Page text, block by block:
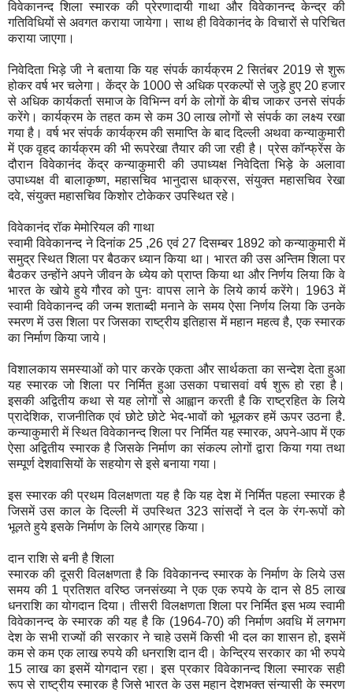
विवेकानन्द शिला स्मारक की प्रेरणादायी गाथा और विवेकानन्द केन्द्र की
गतिविधियों से अवगत कराया जायेगा। साथ ही विवेकानंद के विचारों से परिचित
कराया जाएगा।
निवेदिता भिड़े जी ने बताया कि यह संपर्क कार्यक्रम 2 सितंबर 2019 से शुरू
होकर वर्ष भर चलेगा। केंद्र के 1000 से अधिक प्रकल्पों से जुड़े हुए 20 हजार
से अधिक कार्यकर्ता समाज के विभिन्न वर्ग के लोगों के बीच जाकर उनसे संपर्क
करेंगे। कार्यक्रम के तहत कम से कम 30 लाख लोगों से संपर्क का लक्ष्य रखा
गया है। वर्ष भर संपर्क कार्यक्रम की समाप्ति के बाद दिल्ली अथवा कन्याकुमारी
में एक वृहद कार्यक्रम की भी रूपरेखा तैयार की जा रही है। प्रेस कॉन्फ्रेंस के
दौरान विवेकानंद केंद्र कन्याकुमारी की उपाध्यक्ष निवेदिता भिड़े के अलावा
उपाध्यक्ष वी बालाकृष्ण, महासचिव भानुदास धाक्रस, संयुक्त महासचिव रेखा
दवे, संयुक्त महासचिव किशोर टोकेकर उपस्थित रहे।
विवेकानंद रॉक मेमोरियल की गाथा
स्वामी विवेकानन्द ने दिनांक 25 ,26 एवं 27 दिसम्बर 1892 को कन्याकुमारी में
समुद्र स्थित शिला पर बैठकर ध्यान किया था। भारत की उस अन्तिम शिला पर
बैठकर उन्होंने अपने जीवन के ध्येय को प्राप्त किया था और निर्णय लिया कि वे
भारत के खोये हुये गौरव को पुनः वापस लाने के लिये कार्य करेंगे। 1963 में
स्वामी विवेकानन्द की जन्म शताब्दी मनाने के समय ऐसा निर्णय लिया कि उनके
स्मरण में उस शिला पर जिसका राष्ट्रीय इतिहास में महान महत्व है, एक स्मारक
का निर्माण किया जाये।
विशालकाय समस्याओं को पार करके एकता और सार्थकता का सन्देश देता हुआ
यह स्मारक जो शिला पर निर्मित हुआ उसका पचासवां वर्ष शुरू हो रहा है।
इसकी अद्वितीय कथा से यह लोगों से आह्वान करती है कि राष्ट्रहित के लिये
प्रादेशिक, राजनीतिक एवं छोटे छोटे भेद-भावों को भूलकर हमें ऊपर उठना है.
कन्याकुमारी में स्थित विवेकानन्द शिला पर निर्मित यह स्मारक, अपने-आप में एक
ऐसा अद्वितीय स्मारक है जिसके निर्माण का संकल्प लोगों द्वारा किया गया तथा
सम्पूर्ण देशवासियों के सहयोग से इसे बनाया गया।
इस स्मारक की प्रथम विलक्षणता यह है कि यह देश में निर्मित पहला स्मारक है
जिसमें उस काल के दिल्ली में उपस्थित 323 सांसदों ने दल के रंग-रूपों को
भूलते हुये इसके निर्माण के लिये आग्रह किया।
दान राशि से बनी है शिला
स्मारक की दूसरी विलक्षणता है कि विवेकानन्द स्मारक के निर्माण के लिये उस
समय की 1 प्रतिशत वरिष्ठ जनसंख्या ने एक एक रुपये के दान से 85 लाख
धनराशि का योगदान दिया। तीसरी विलक्षणता शिला पर निर्मित इस भव्य स्वामी
विवेकानन्द के स्मारक की यह है कि (1964-70) की निर्माण अवधि में लगभग
देश के सभी राज्यों की सरकार ने चाहे उसमें किसी भी दल का शासन हो, इसमें
कम से कम एक लाख रुपये की धनराशि दान दी। केन्द्रिय सरकार का भी रुपये
15 लाख का इसमें योगदान रहा। इस प्रकार विवेकानन्द शिला स्मारक सही
रूप से राष्ट्रीय स्मारक है जिसे भारत के उस महान देशभक्त संन्यासी के स्मरण